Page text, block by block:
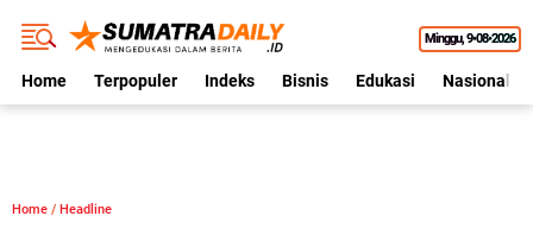
Minggu 9•08•2026
Home Terpopuler Indeks Bisnis Edukasi Nasional
Home / Headline